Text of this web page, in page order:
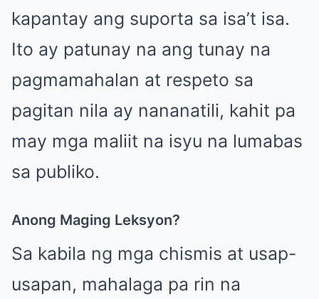
kapantay ang suporta sa isa’t isa.
Ito ay patunay na ang tunay na
pagmamahalan at respeto sa
pagitan nila ay nananatili, kahit pa
may mga maliit na isyu na lumabas
sa publiko.
Anong Maging Leksyon?
Sa kabila ng mga chismis at usap-
usapan, mahalaga pa rin na